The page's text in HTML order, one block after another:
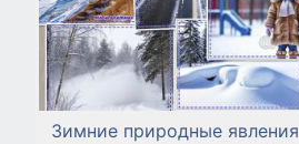
Зимние природные